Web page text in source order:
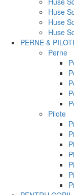
Huse
Huse
Huse
PERNE &
Perne
Pilote